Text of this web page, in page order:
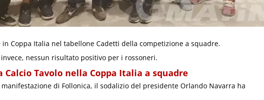
in Coppa Italia nel tabellone Cadetti della competizione a squadre.
nessun risultato positivo per i rossoneri.
Calcio Tavolo nella Coppa Italia a squadre
di Follonica, il sodalizio del presidente Orlando Navarra ha